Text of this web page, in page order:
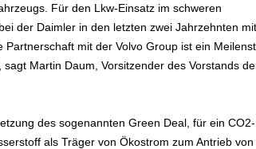
Für den Lkw-Einsatz im schweren
der Daimler in den letzten zwei Jahrzehnten
mit der Volvo Group ist ein
Martin Daum, Vorsitzender des Vorstands
des sogenannten Green Deal, für ein CO2-
als Träger von Ökostrom zum Antrieb von